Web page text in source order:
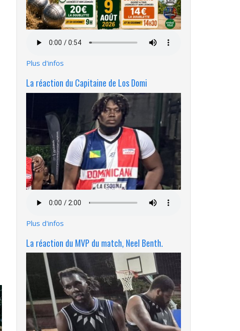
audio
Plus d'infos
La réaction du Capitaine de Los Domi
audio
Plus d'infos
La réaction du MVP du match, Neel Benth.